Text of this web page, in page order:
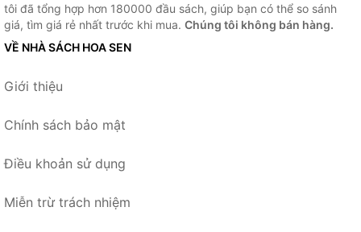
tôi đã tổng hợp hơn 180000 đầu sách, giúp bạn có thể so sánh
giá, tìm giá rẻ nhất trước khi mua. Chúng tôi không bán hàng.
VỀ NHÀ SÁCH HOA SEN
Giới thiệu
Chính sách bảo mật
Điều khoản sử dụng
Miễn trừ trách nhiệm